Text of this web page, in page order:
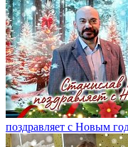
поздравляет с Новым